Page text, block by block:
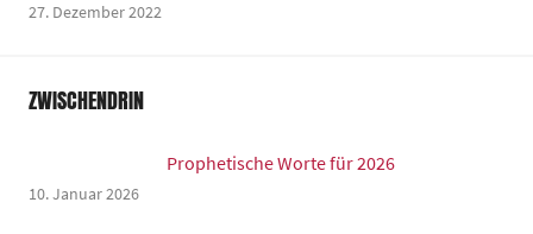
27. Dezember 2022
ZWISCHENDRIN
Prophetische Worte für 2026
10. Januar 2026